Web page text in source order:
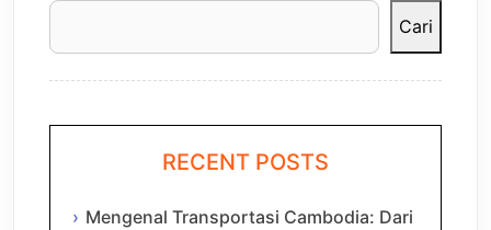
Cari
RECENT POSTS
Mengenal Transportasi Cambodia: Dari